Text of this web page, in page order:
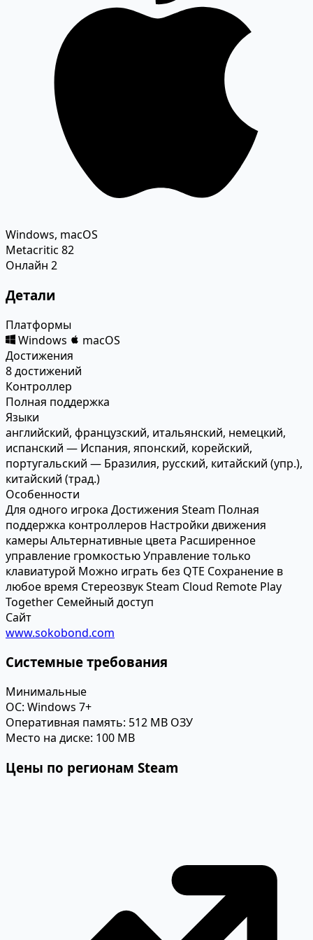
Windows, macOS
Metacritic 82
Онлайн 2
Детали
Платформы
Windows
macOS
Достижения
8 достижений
Контроллер
Полная поддержка
Языки
английский, французский, итальянский, немецкий,
испанский — Испания, японский, корейский,
португальский — Бразилия, русский, китайский (упр.),
китайский (трад.)
Особенности
Для одного игрока Достижения Steam Полная
поддержка контроллеров Настройки движения
камерыАльтернативные цвета Расширенное
управление громкостьюУправление только
клавиатурой Можно играть без QTE Сохранение в
любое время СтереозвукSteam Cloud Remote Play
Together Семейный доступ
Сайт
www.sokobond.com
Системные требования
Минимальные
ОС: Windows 7+
Оперативная память: 512 MB ОЗУ
Место на диске: 100 MB
Цены по регионам Steam